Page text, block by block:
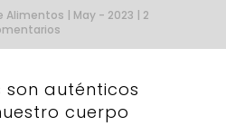
Alimentos | May - 2023 | 2
son auténticos
cuerpo